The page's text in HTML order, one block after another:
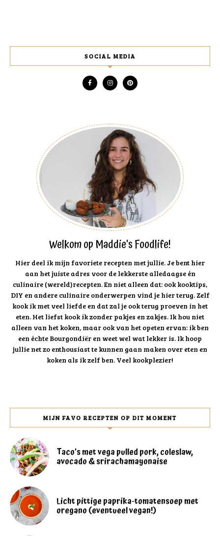
SOCIAL MEDIA
Welkom op Maddie's Foodlife!
Hier deel ik mijn favoriete recepten met jullie. Je bent hier
aan het juiste adres voor de lekkerste alledaagse én
culinaire (wereld)recepten. En niet alleen dat: ook kooktips,
DIY en andere culinaire onderwerpen vind je hier terug. Zelf
kook ik met veel liefde en dat zal je ook terug proeven in het
eten. Het liefst kook ik zonder pakjes en zakjes. Ik hou niet
alleen van het koken, maar ook van het opeten ervan: ik ben
een échte Bourgondiër en weet wel wat lekker is. Ik hoop
jullie net zo enthousiast te kunnen gaan maken over eten en
koken als ik zelf ben. Veel kookplezier!
MIJN FAVO RECEPTEN OP DIT MOMENT
Taco’s met vega pulled pork, coleslaw,
avocado & srirachamayonaise
Licht pittige paprika-tomatensoep met
oregano (eventueel vegan!)